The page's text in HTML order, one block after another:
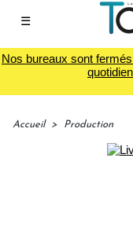
☰
Nos bureaux sont
Accueil > Production